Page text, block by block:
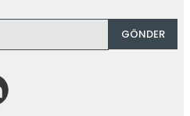
GÖNDER